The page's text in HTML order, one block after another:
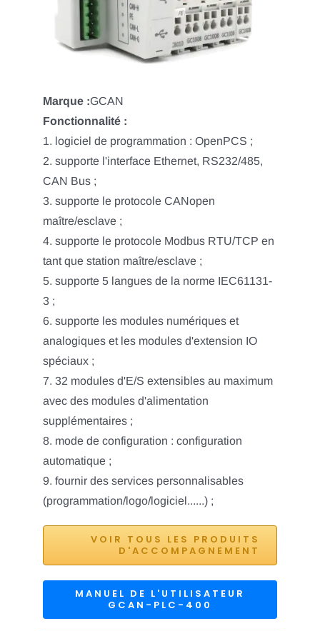
Marque :GCAN
Fonctionnalité :
1. logiciel de programmation : OpenPCS ;
2. supporte l'interface Ethernet, RS232/485,
CAN Bus ;
3. supporte le protocole CANopen
maître/esclave ;
4. supporte le protocole Modbus RTU/TCP en
tant que station maître/esclave ;
5. supporte 5 langues de la norme IEC61131-
3 ;
6. supporte les modules numériques et
analogiques et les modules d'extension IO
spéciaux ;
7. 32 modules d'E/S extensibles au maximum
avec des modules d'alimentation
supplémentaires ;
8. mode de configuration : configuration
automatique ;
9. fournir des services personnalisables
(programmation/logo/logiciel......) ;
VOIR TOUS LES PRODUITS
D'ACCOMPAGNEMENT
MANUEL DE L'UTILISATEUR
GCAN-PLC-400